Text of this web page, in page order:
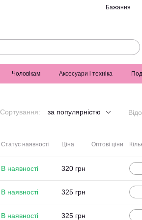
Бажання
Чоловікам Аксесуари і техніка
Сортування: за популярністю
Статус наявності Ціна Оптові ціни
В наявності 320 грн
В наявності 325 грн
В наявності 325 грн